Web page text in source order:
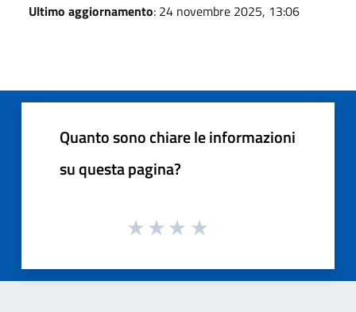
Ultimo aggiornamento: 24 novembre 2025, 13:06
Quanto sono chiare le informazioni
su questa pagina?